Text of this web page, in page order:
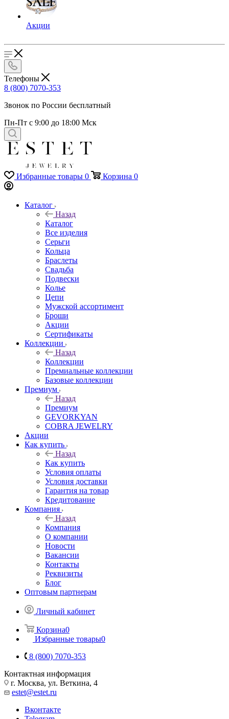
Акции
Телефоны
8 (800) 7070-353
Звонок по России бесплатный
Пн-Пт с 9:00 до 18:00 Мск
Избранные товары 0 Корзина 0
Каталог
Назад
Каталог
Все изделия
Серьги
Кольца
Браслеты
Свадьба
Подвески
Колье
Цепи
Мужской ассортимент
Броши
Акции
Сертификаты
Коллекции
Назад
Коллекции
Премиальные коллекции
Базовые коллекции
Премиум
Назад
Премиум
GEVORKYAN
COBRA JEWELRY
Акции
Как купить
Назад
Как купить
Условия оплаты
Условия доставки
Гарантия на товар
Кредитование
Компания
Назад
Компания
О компании
Новости
Вакансии
Контакты
Реквизиты
Блог
Оптовым партнерам
Личный кабинет
Корзина0
Избранные товары0
8 (800) 7070-353
Контактная информация
г. Москва, ул. Веткина, 4
estet@estet.ru
Вконтакте